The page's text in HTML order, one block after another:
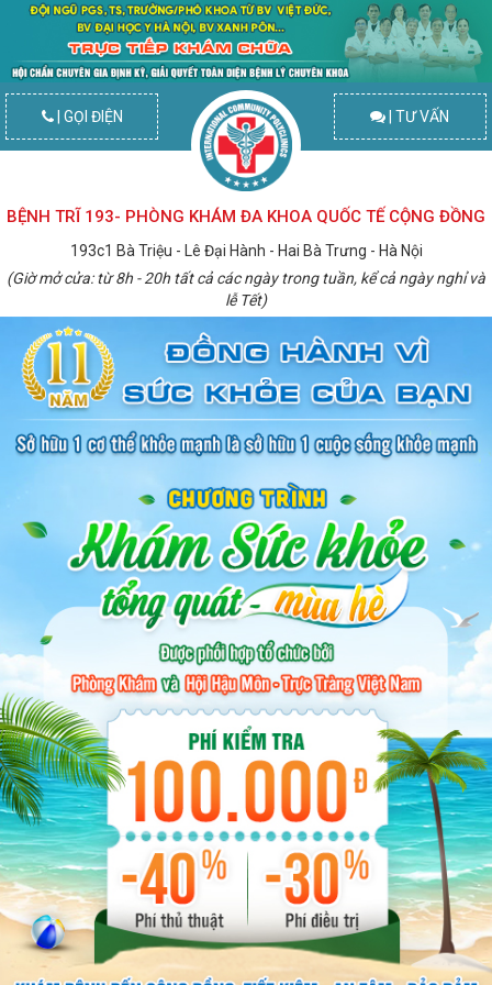
| GỌI ĐIỆN | TƯ VẤN
BỆNH TRĨ 193- PHÒNG KHÁM ĐA KHOA QUỐC TẾ CỘNG ĐỒNG
193c1 Bà Triệu - Lê Đại Hành - Hai Bà Trưng - Hà Nội
(Giờ mở cửa: từ 8h - 20h tất cả các ngày trong tuần, kể cả ngày nghỉ và
lễ Tết)